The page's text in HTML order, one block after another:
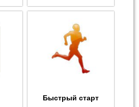
Быстрый старт